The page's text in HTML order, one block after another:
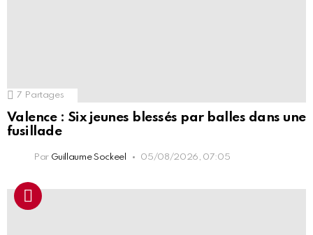
7 Partages
Valence : Six jeunes blessés par balles dans une
fusillade
Par Guillaume Sockeel 05/08/2026, 07:05